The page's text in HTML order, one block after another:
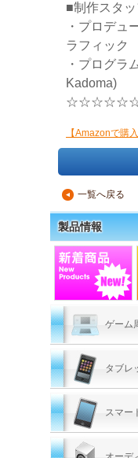
■制作スタ
・プロデュ
ラフィッ
・プログ
Kadoma)
【Amazonで購入
▲ 一覧へ戻る
製品情報
ゲーム
タブレ
スマー